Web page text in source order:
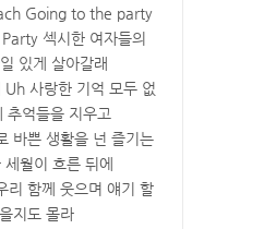
Going to the party
섹시한 여자들의
있게 살아갈래
Uh 사랑한 기억 모두 없
추억들을 지우고
바쁜 생활을 넌 즐기는
월이 흐른 뒤에
리 함께 웃으며 얘기 할
지도 몰라